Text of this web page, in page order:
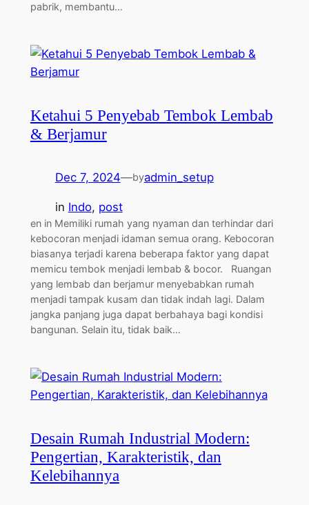
pabrik, membantu…
Ketahui 5 Penyebab Tembok Lembab
& Berjamur
Dec 7, 2024—byadmin_setup
in Indo, post
en in Memiliki rumah yang nyaman dan terhindar dari
kebocoran menjadi idaman semua orang. Kebocoran
biasanya terjadi karena beberapa faktor yang dapat
memicu tembok menjadi lembab & bocor. Ruangan
yang lembab dan berjamur menyebabkan rumah
menjadi tampak kusam dan tidak indah lagi. Dalam
jangka panjang juga dapat berbahaya bagi kondisi
bangunan. Selain itu, tidak baik…
Desain Rumah Industrial Modern:
Pengertian, Karakteristik, dan
Kelebihannya